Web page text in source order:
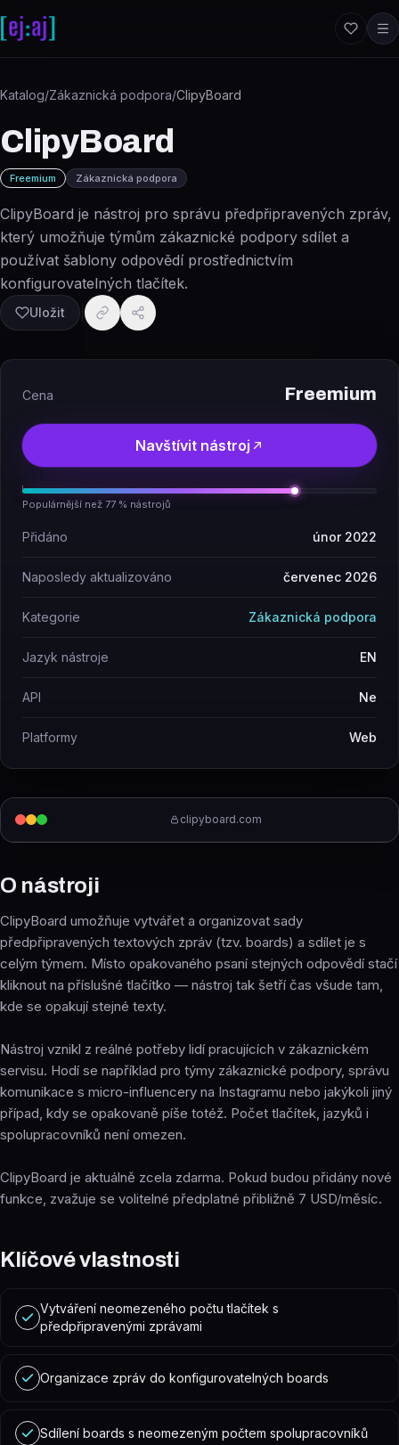
Katalog/Zákaznická podpora/ClipyBoard
ClipyBoard
Freemium Zákaznická podpora
ClipyBoard je nástroj pro správu předpřipravených zpráv,
který umožňuje týmům zákaznické podpory sdílet a
používat šablony odpovědí prostřednictvím
konfigurovatelných tlačítek.
Uložit
clipyboard.com
O nástroji
ClipyBoard umožňuje vytvářet a organizovat sady
předpřipravených textových zpráv (tzv. boards) a sdílet je s
celým týmem. Místo opakovaného psaní stejných odpovědí stačí
kliknout na příslušné tlačítko — nástroj tak šetří čas všude tam,
kde se opakují stejné texty.
Nástroj vznikl z reálné potřeby lidí pracujících v zákaznickém
servisu. Hodí se například pro týmy zákaznické podpory, správu
komunikace s micro-influencery na Instagramu nebo jakýkoli jiný
případ, kdy se opakovaně píše totéž. Počet tlačítek, jazyků i
spolupracovníků není omezen.
ClipyBoard je aktuálně zcela zdarma. Pokud budou přidány nové
funkce, zvažuje se volitelné předplatné přibližně 7 USD/měsíc.
Klíčové vlastnosti
Vytváření neomezeného počtu tlačítek s
předpřipravenými zprávami
Organizace zpráv do konfigurovatelných boards
Sdílení boards s neomezeným počtem spolupracovníků
Cena Freemium
Navštívit nástroj
Populárnější než 77 % nástrojů
Přidáno únor 2022
Naposledy aktualizováno červenec 2026
Kategorie Zákaznická podpora
Jazyk nástroje EN
API Ne
Platformy Web